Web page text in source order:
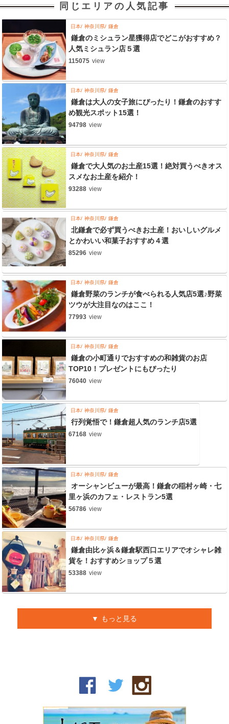
同じエリアの人気記事
日本 神奈川県 鎌倉
鎌倉のミシュラン星獲得店でどこがおすすめ？
人気ミシュラン店５選
115075 view
日本 神奈川県 鎌倉
鎌倉は大人の女子旅にぴったり！鎌倉のおすす
め観光スポット15選！
94798 view
日本 神奈川県 鎌倉
鎌倉で大人気のお土産15選！絶対買うべきオス
スメなお土産を紹介！
93288 view
日本 神奈川県 鎌倉
北鎌倉で必ず買うべきお土産！おいしいグルメ
とかわいい和菓子おすすめ４選
85296 view
日本 神奈川県 鎌倉
鎌倉野菜のランチが食べられる人気店5選♪野菜
ツウが大注目なのはここ！
77993 view
日本 神奈川県 鎌倉
鎌倉の小町通りでおすすめの和雑貨のお店
TOP10！プレゼントにもぴったり
76040 view
日本 神奈川県 鎌倉
行列覚悟で！鎌倉超人気のランチ店5選
67168 view
日本 神奈川県 鎌倉
オーシャンビューが最高！鎌倉の稲村ヶ崎・七
里ヶ浜のカフェ・レストラン5選
56786 view
日本 神奈川県 鎌倉
鎌倉由比ヶ浜＆鎌倉駅西口エリアでオシャレ雑
貨を！おすすめショップ５選
53388 view
もっと見る